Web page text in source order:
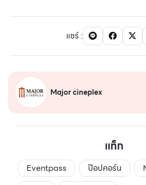
แชร์:
Major cineplex
แท็ก
Eventpass ป๊อปคอร์น